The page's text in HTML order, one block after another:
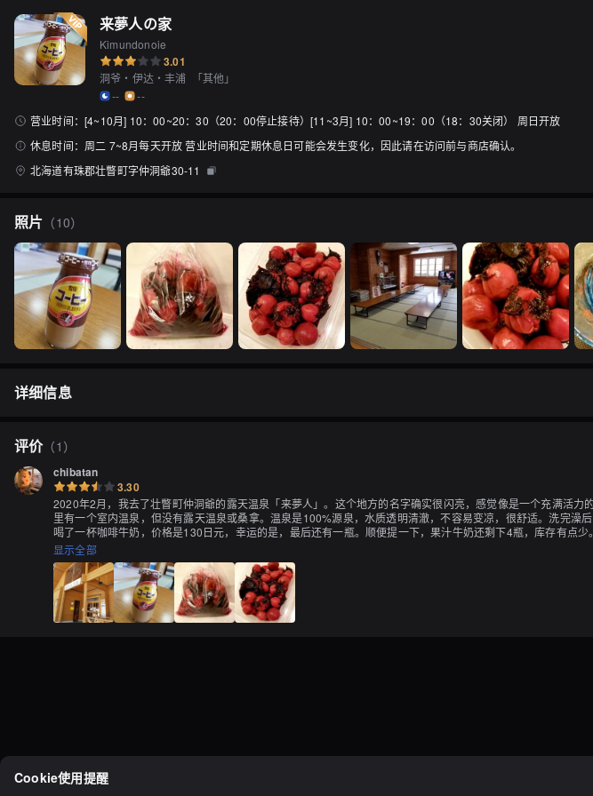
来夢人の家
Kimundonoie
3.01
洞爷・伊达・丰浦 「其他」
--
--
营业时间： [4~10月] 10：00~20：30（20：00停止接待）[11~3月] 10：00~19：00（18：30关闭） 周日开放
休息时间： 周二 7~8月每天开放 营业时间和定期休息日可能会发生变化，因此请在访问前与商店确认。
北海道有珠郡壮瞥町字仲洞爺30-11
照片 （10）
详细信息
评价（1 ）
chibatan
3.30
2020年2月，我去了壮瞥町仲洞爺的露天温泉「来夢人」。这个地方的名字确实很闪亮，感觉像是一个充满活
里有一个室内温泉，但没有露天温泉或桑拿。温泉是100%源泉，水质透明清澈，不容易变凉，很舒适。洗完
喝了一杯咖啡牛奶，价格是130日元，幸运的是，最后还有一瓶。顺便提一下，果汁牛奶还剩下4瓶，库存有
日元。虽然我不太喜欢吃，但味道还不错。总之，这是一次愉快的经历，感谢美味的食物。
显示全部
Cookie使用提醒